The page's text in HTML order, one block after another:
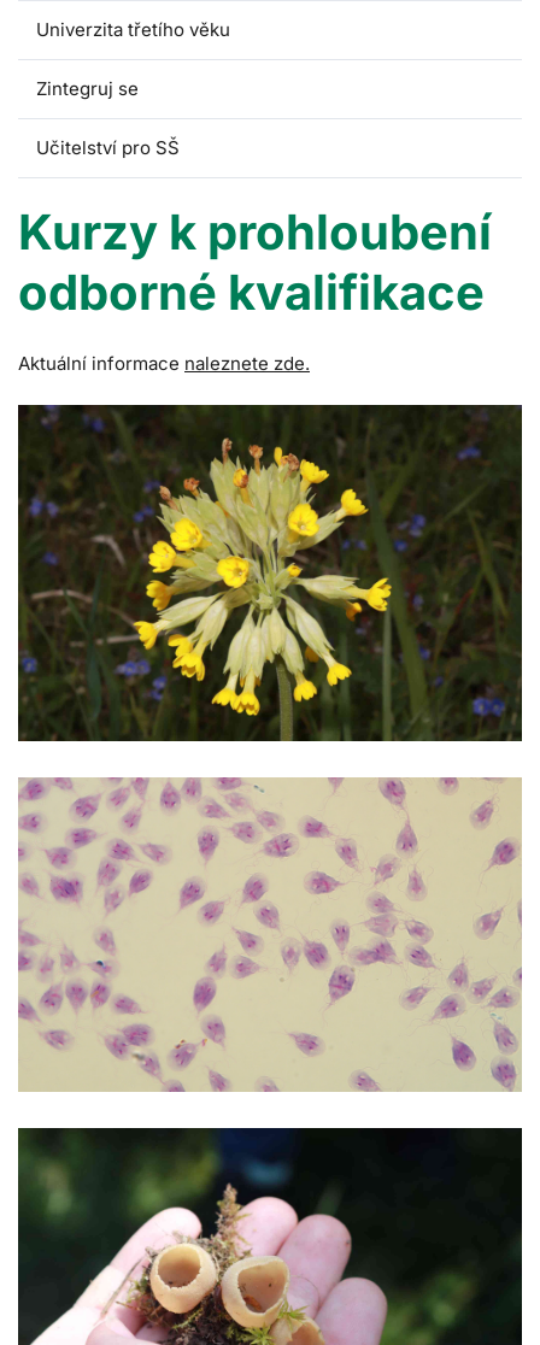
Univerzita třetího věku
Zintegruj se
Učitelství pro SŠ
Kurzy k prohloubení
odborné kvalifikace
Aktuální informace naleznete zde.